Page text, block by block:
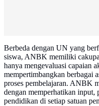
Berbeda dengan UN yang
siswa, ANBK memiliki
hanya mengevaluasi capaian
mempertimbangkan berbagai
proses pembelajaran. ANBK
dengan memperhatikan input,
pendidikan di setiap satuan